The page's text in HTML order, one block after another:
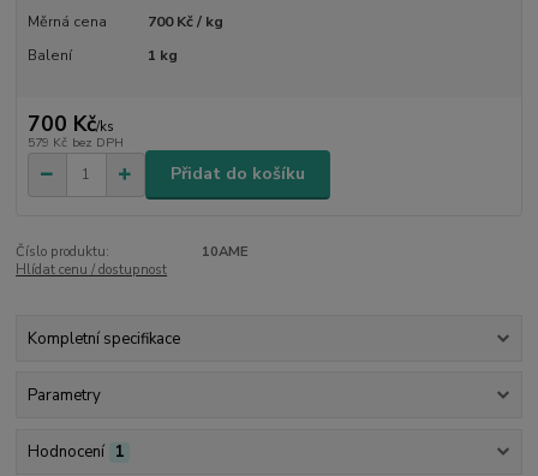
Měrná cena
700 Kč / kg
Balení
1 kg
700 Kč/ks
579 Kč bez DPH
Přidat do košíku
Číslo produktu:
10AME
Hlídat cenu / dostupnost
Kompletní specifikace
Parametry
Hodnocení 1